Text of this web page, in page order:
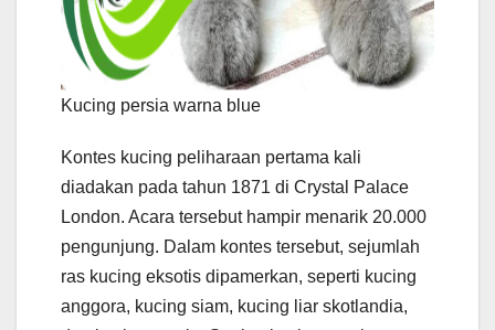
Kucing persia warna blue
Kontes kucing peliharaan pertama kali
diadakan pada tahun 1871 di Crystal Palace
London. Acara tersebut hampir menarik 20.000
pengunjung. Dalam kontes tersebut, sejumlah
ras kucing eksotis dipamerkan, seperti kucing
anggora, kucing siam, kucing liar skotlandia,